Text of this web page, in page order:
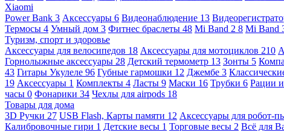
Xiaomi
Power Bank 3 Аксессуары 6 Видеонаблюдение 13
Термосы 4 Умный дом 3 Фитнес браслеты 48 Mi Band 2 8 Mi Band
Туризм, спорт и здоровье
Аксессуары для велосипедов 18 Аксессуары для мотоциклов 210
Горнолыжные аксессуары 28 Детский термометр 13 Зонты 5
43 Гитары Укулеле 96 Губные гармошки 12 Джембе 3
19 Аксессуары 1 Комплекты 4 Ласты 9 Маски 16 Трубки 6 Рации
часы 0 Фонарики 34 Чехлы для airpods 18
Товары для дома
3D Ручки 27 USB Flash, Карты памяти 12 Аксессуары для робот-
Калибровочные гири 1 Детские весы 1 Торговые весы 2 Всё для